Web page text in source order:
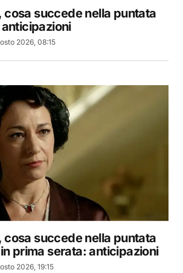
cosa succede nella puntata
2026, 08:15
cosa succede nella puntata
prima serata: anticipazioni
2026, 19:15